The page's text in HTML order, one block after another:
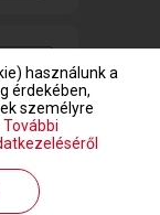
Europe Zrt.
használunk a
érdekében,
személyre
További